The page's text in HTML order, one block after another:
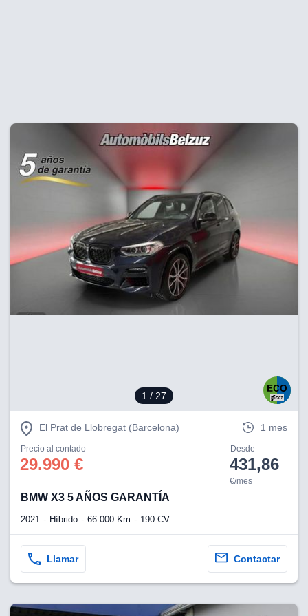
1 / 27
El Prat de Llobregat (Barcelona) 1 mes
Precio al contado
29.990 €
Desde
431,86
€/mes
BMW X3 5 AÑOS GARANTÍA
2021 Híbrido 66.000 Km 190 CV
Llamar Contactar